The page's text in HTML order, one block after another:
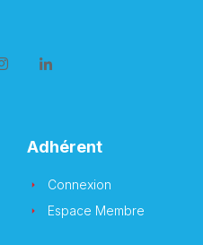
Adhérent
Connexion
Espace Membre